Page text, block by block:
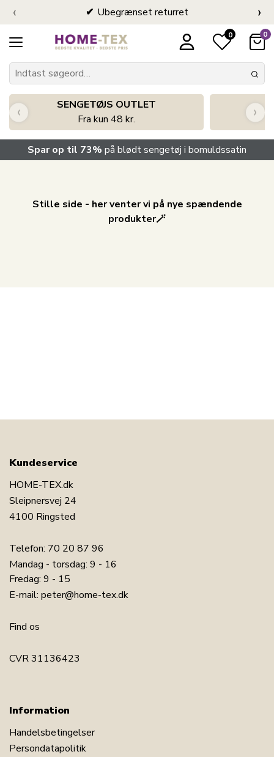
Ubegrænset returret
‹ ›
0 0
SENGETØJS OUTLET
Fra kun 48 kr.
‹ ›
Spar op til 73% på blødt sengetøj i bomuldssatin
Stille side - her venter vi på nye spændende
produkter🪄
Kundeservice
HOME-TEX.dk
Sleipnersvej 24
4100 Ringsted
Telefon: 70 20 87 96
Mandag - torsdag: 9 - 16
Fredag: 9 - 15
E-mail: peter@home-tex.dk
Find os
CVR 31136423
Information
Handelsbetingelser
Persondatapolitik